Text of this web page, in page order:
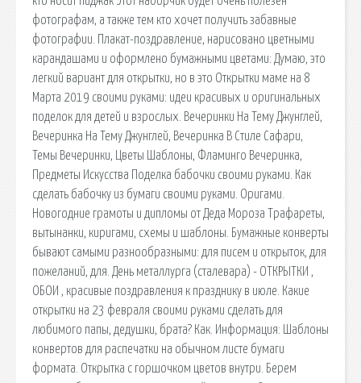
фотографам, а также тем кто хочет получить забавные
фотографии. Плакат-поздравление, нарисовано цветными
карандашами и оформлено бумажными цветами: Думаю, это
легкий вариант для открытки, но в это Открытки маме на 8
Марта 2019 своими руками: идеи красивых и оригинальных
поделок для детей и взрослых. Вечеринки На Тему Джунглей,
Вечеринка На Тему Джунглей, Вечеринка В Стиле Сафари,
Темы Вечеринки, Цветы Шаблоны, Фламинго Вечеринка,
Предметы Искусства Поделка бабочки своими руками. Как
сделать бабочку из бумаги своими руками. Оригами.
Новогодние грамоты и дипломы от Деда Мороза Трафареты,
вытынанки, киригами, схемы и шаблоны. Бумажные конверты
бывают самыми разнообразными: для писем и открыток, для
пожеланий, для. День металлурга (сталевара) - ОТКРЫТКИ ,
ОБОИ , красивые поздравления к празднику в июле. Какие
открытки на 23 февраля своими руками сделать для
любимого папы, дедушки, брата? Как. Информация: Шаблоны
конвертов для распечатки на обычном листе бумаги
формата. Открытка с горшочком цветов внутри. Берем